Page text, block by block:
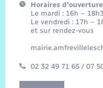
Horaires
Le mardi : 16h –
Le vendredi : 17h –
et sur rendez-vous
02 32 49 71 65 / 07